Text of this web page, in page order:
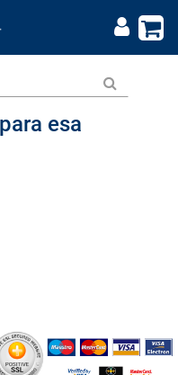
esa